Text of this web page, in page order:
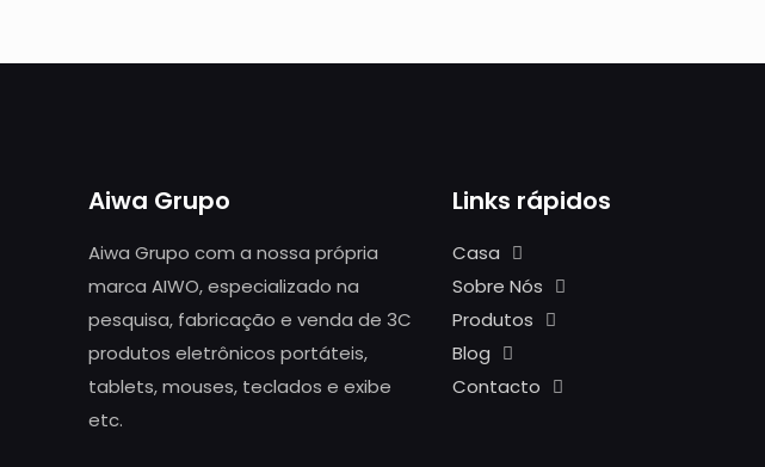
Aiwa Grupo
Aiwa Grupo com a nossa própria
marca AIWO, especializado na
pesquisa, fabricação e venda de 3C
produtos eletrônicos portáteis,
tablets, mouses, teclados e exibe
etc.
Links rápidos
Casa
Sobre Nós
Produtos
Blog
Contacto